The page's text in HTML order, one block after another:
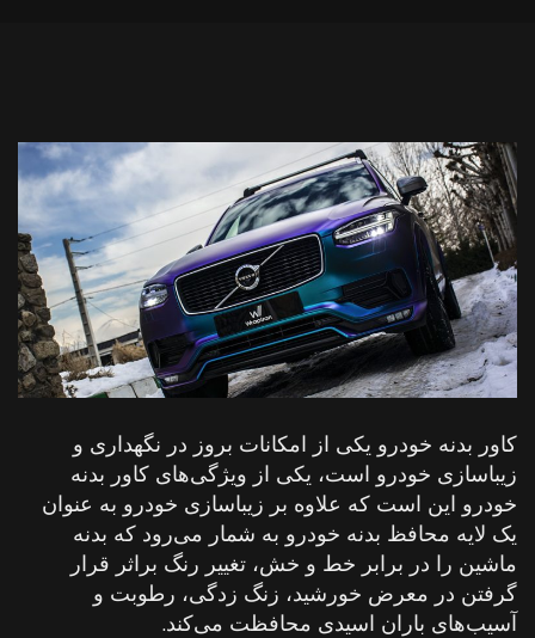
کاور بدنه خودرو یکی از امکانات بروز در نگهداری و
زیباسازی خودرو است، یکی از ویژگی‌های کاور بدنه
خودرو این است که علاوه بر زیباسازی خودرو به عنوان
یک لایه محافظ بدنه خودرو به شمار می‌رود که بدنه
ماشین را در برابر خط و خش، تغییر رنگ براثر قرار
گرفتن در معرض خورشید، زنگ زدگی، رطوبت و
آسیب‌های باران اسیدی محافظت می‌کند.